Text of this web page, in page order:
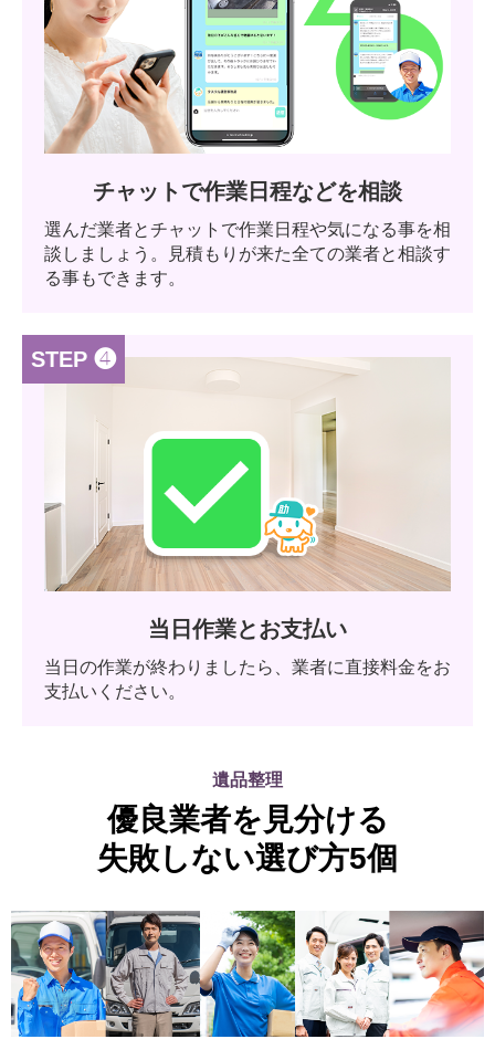
チャットで作業日程などを相談
選んだ業者とチャットで作業日程や気になる事を相
談しましょう。見積もりが来た全ての業者と相談す
る事もできます。
STEP ❹
当日作業とお支払い
当日の作業が終わりましたら、業者に直接料金をお
支払いください。
遺品整理
優良業者を見分ける
失敗しない選び方5個